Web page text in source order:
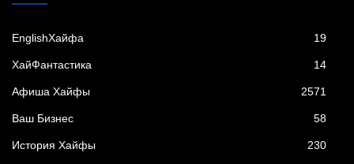
EnglishХайфа 19
XайФантастика 14
Афиша Хайфы 2571
Ваш Бизнес 58
История Хайфы 230